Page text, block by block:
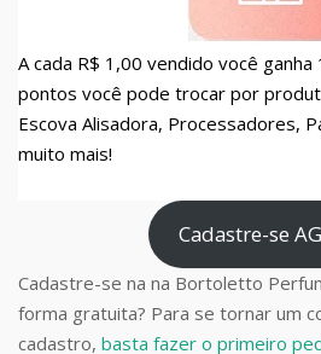
A cada R$ 1,00 vendido você ganha
pontos você pode trocar por
Escova Alisadora, Processadores,
muito mais!
Cadastre-se
Cadastre-se na na Bortoletto
forma gratuita? Para se tornar um
cadastro, basta fazer o primeiro